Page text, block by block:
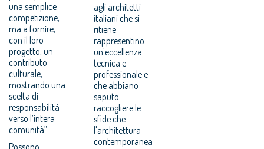
una semplice
competizione,
ma a fornire,
con il loro
progetto, un
contributo
culturale,
mostrando una
scelta di
responsabilità
verso l’intera
comunità”.
Possono
agli architetti
italiani che si
ritiene
rappresentino
un'eccellenza
tecnica e
professionale e
che abbiano
saputo
raccogliere le
sfide che
l'architettura
contemporanea